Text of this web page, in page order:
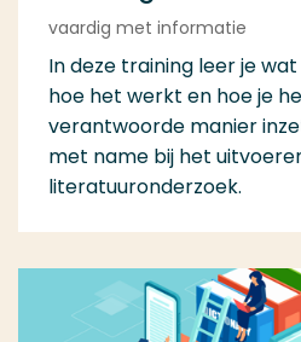
vaardig met informatie
In deze training leer je
hoe het werkt en hoe je
verantwoorde manier
met name bij het
literatuuronderzoek.